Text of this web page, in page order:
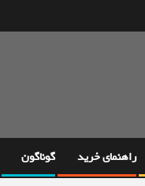
راهنمای خرید گوناگون